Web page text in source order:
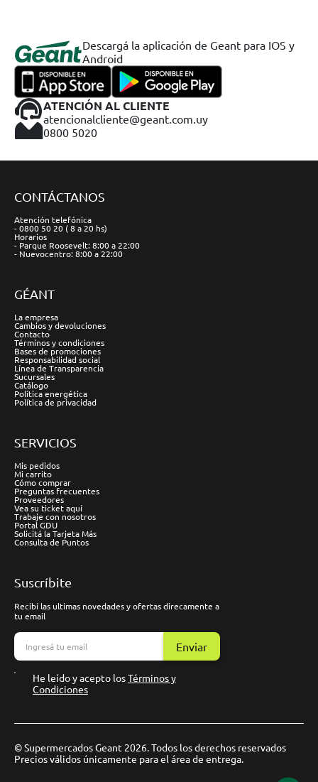
Descargá la aplicación de Geant para IOS y
Android
ATENCIÓN AL CLIENTE
atencionalcliente@geant.com.uy
0800 5020
CONTÁCTANOS
Atención telefónica
- 0800 50 20 ( 8 a 20 hs)
Horarios
- Parque Roosevelt: 8:00 a 22:00
- Nuevocentro: 8:00 a 22:00
GÉANT
La empresa
Cambios y devoluciones
Contacto
Términos y condiciones
Bases de promociones
Responsabilidad social
Línea de Transparencia
Sucursales
Catálogo
Política energética
Política de privacidad
SERVICIOS
Mis pedidos
Mi carrito
Cómo comprar
Preguntas frecuentes
Proveedores
Vea su ticket aquí
Trabaje con nosotros
Portal GDU
Solicitá la Tarjeta Más
Consulta de Puntos
Suscríbite
Recibí las ultimas novedades y ofertas direcamente a
tu email
Enviar
He leído y acepto losTérminos y
Condiciones
© Supermercados Geant 2026. Todos los derechos reservados
Precios válidos únicamente para el área de entrega.